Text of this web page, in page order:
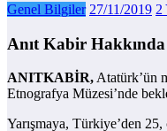
Genel Bilgiler 27/11/2019 2
Anıt Kabir
ANITKABİR, Atatürk’ün
Etnografya Müzesi’nde
Yarışmaya, Türkiye’den